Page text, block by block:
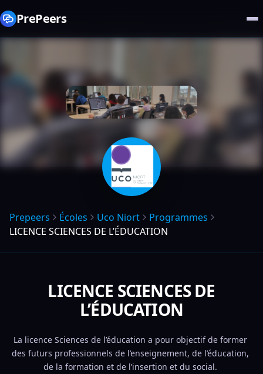
PrePeers
Prepeers Écoles Uco Niort
Programmes
LICENCE SCIENCES DE L’ÉDUCATION
LICENCE SCIENCES DE
L’ÉDUCATION
La licence Sciences de l’éducation a pour objectif de former
des futurs professionnels de l’enseignement, de l’éducation,
de la formation et de l’insertion et du social.